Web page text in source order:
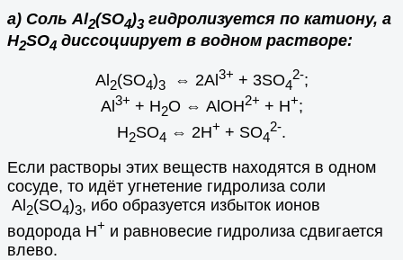
а) Соль Al2(SO4)3гидролизуется по катиону, а
H2SO4 диссоциирует в водном растворе:
Al 2(SO4)3 ⇔ 2Al 3+ + 3SO4
2-;
Al3+ + H2O ⇔ AlOH2+ + H+;
H2SO4 ⇔ 2H+ + SO4
2-.
Если растворы этих веществ находятся в одном
сосуде, то идёт угнетение гидролиза соли
Al 2(SO4)3, ибо образуется избыток ионов
водорода Н+ и равновесие гидролиза сдвигается
влево.